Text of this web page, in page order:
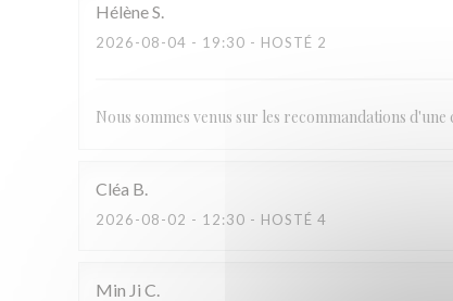
HélèneS
2026-08-04 - 19:30 - HOSTÉ 2
Nous sommes venus sur les recommandations
Cléa B
2026-08-02 - 12:30 - HOSTÉ 4
Min Ji C